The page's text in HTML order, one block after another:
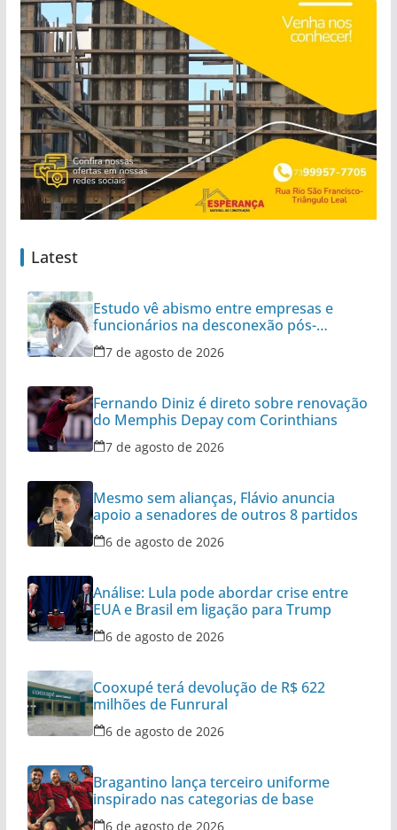
Latest
Estudo vê abismo entre empresas e
funcionários na desconexão pós-
expediente
7 de agosto de 2026
Fernando Diniz é direto sobre renovação
do Memphis Depay com Corinthians
7 de agosto de 2026
Mesmo sem alianças, Flávio anuncia
apoio a senadores de outros 8 partidos
6 de agosto de 2026
Análise: Lula pode abordar crise entre
EUA e Brasil em ligação para Trump
6 de agosto de 2026
Cooxupé terá devolução de R$ 622
milhões de Funrural
6 de agosto de 2026
Bragantino lança terceiro uniforme
inspirado nas categorias de base
6 de agosto de 2026